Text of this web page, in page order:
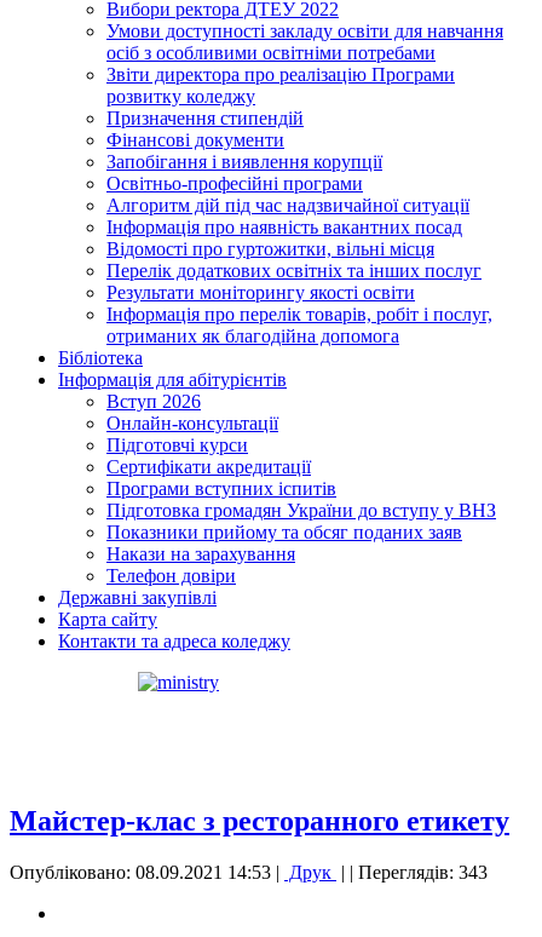
Вибори ректора ДТЕУ 2022
Умови доступності закладу освіти для навчання
осіб з особливими освітніми потребами
Звіти директора про реалізацію Програми
розвитку коледжу
Призначення стипендій
Фінансові документи
Запобігання і виявлення корупції
Освітньо-професійні програми
Алгоритм дій під час надзвичайної ситуації
Інформація про наявність вакантних посад
Відомості про гуртожитки, вільні місця
Перелік додаткових освітніх та інших послуг
Результати моніторингу якості освіти
Інформація про перелік товарів, робіт і послуг,
отриманих як благодійна допомога
Бібліотека
Інформація для абітурієнтів
Вступ 2026
Онлайн-консультації
Підготовчі курси
Сертифікати акредитації
Програми вступних іспитів
Підготовка громадян України до вступу у ВНЗ
Показники прийому та обсяг поданих заяв
Накази на зарахування
Телефон довіри
Державні закупівлі
Карта сайту
Контакти та адреса коледжу
Майстер-клас з ресторанного етикету
Опубліковано: 08.09.2021 14:53 | Друк | | Переглядів: 343